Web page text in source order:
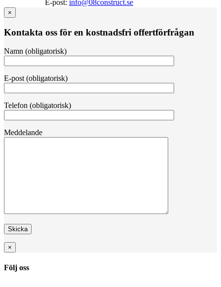
E‑post: info@08construct.se
×
Kontakta oss för en kostnadsfri offertförfrågan
Namn (obligatorisk)
E-post (obligatorisk)
Telefon (obligatorisk)
Meddelande
×
Följ oss